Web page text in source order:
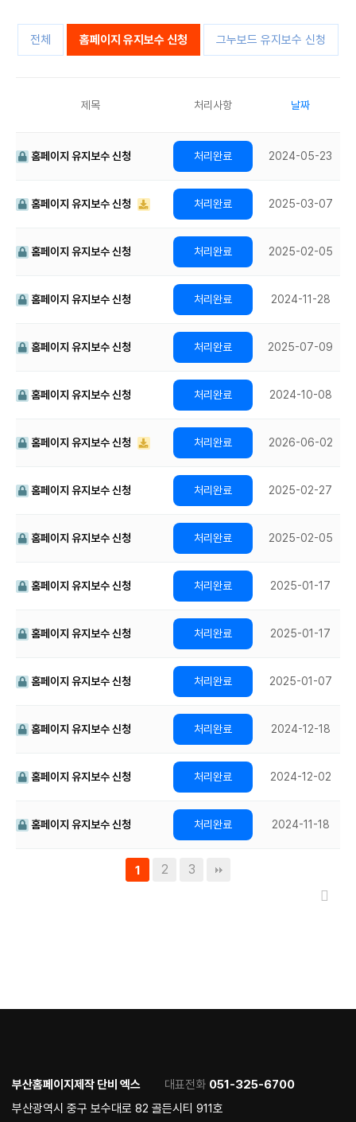
전체 홈페이지 유지보수 신청 그누보드 유지보수 신청
제목 처리사항 날짜
홈페이지 유지보수 신청 2024-05-23
홈페이지 유지보수 신청 2025-03-07
홈페이지 유지보수 신청 2025-02-05
홈페이지 유지보수 신청 2024-11-28
홈페이지 유지보수 신청 2025-07-09
홈페이지 유지보수 신청 2024-10-08
홈페이지 유지보수 신청 2026-06-02
홈페이지 유지보수 신청 2025-02-27
홈페이지 유지보수 신청 2025-02-05
홈페이지 유지보수 신청 2025-01-17
홈페이지 유지보수 신청 2025-01-17
홈페이지 유지보수 신청 2025-01-07
홈페이지 유지보수 신청 2024-12-18
홈페이지 유지보수 신청 2024-12-02
홈페이지 유지보수 신청 2024-11-18
1 2 3
부산홈페이지제작 단비 엑스 대표전화 051-325-6700
부산광역시 중구 보수대로 82 골든시티 911호